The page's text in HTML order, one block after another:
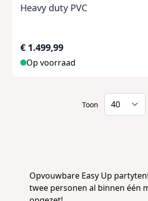
Heavy duty PVC
€ 1.499,99
Op voorraad
Toon
Opvouwbare Easy Up
twee personen al binnen één